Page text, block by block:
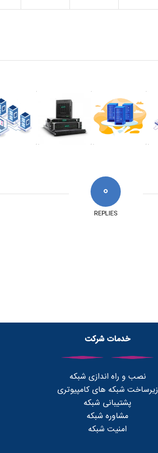
0
REPLIES
خدمات شرکت
نصب و راه اندازی شبکه
زیرساخت شبکه های کامپیوتری
پشتیبانی شبکه
مشاوره شبکه
امنیت شبکه